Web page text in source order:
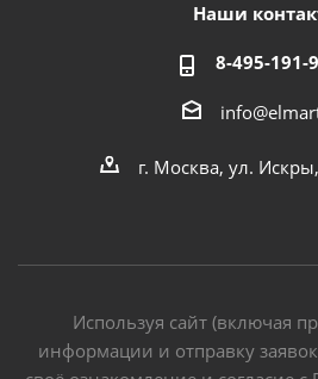
Наши
8-495-191-
г. Москва, ул.
Используя сайт (включая
информации и отправку